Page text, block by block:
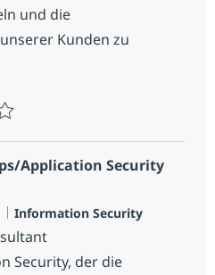
und die
Kunden zu
Consultant (m/w/x) -
Application Security
Categoria
Information Security
Security, der die